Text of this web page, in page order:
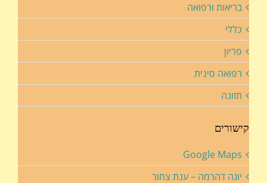
בריאות ורפואה
כללי
פריון
רפואה סינית
תזונה
קישורים
Google Maps
יוגה דהרמה – ענת צחור